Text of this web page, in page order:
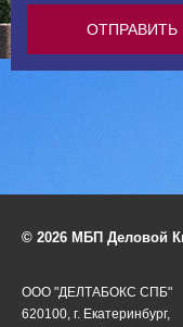
© 2026 МБП Деловой
ООО "ДЕЛТАБОКС СПБ"
620100, г. Екатеринбург,